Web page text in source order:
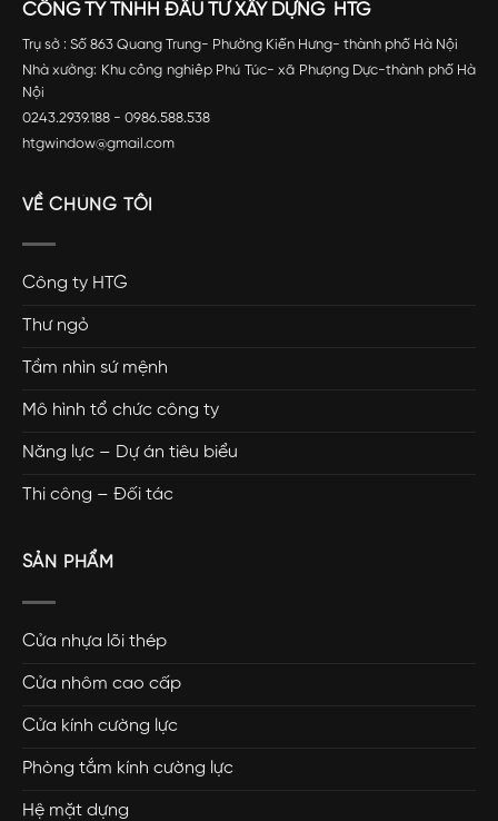
CÔNG TY TNHH ĐẦU TƯ XÂY DỰNG HTG
Trụ sở : Số 863 Quang Trung- Phường Kiến Hưng- thành phố Hà Nội
Nhà xưởng: Khu công nghiêp Phú Túc- xã Phượng Dực-thành phố Hà
Nội
0243.2939.188 - 0986.588.538
htgwindow@gmail.com
VỀ CHÚNG TÔI
Công ty HTG
Thư ngỏ
Tầm nhìn sứ mệnh
Mô hình tổ chức công ty
Năng lực – Dự án tiêu biểu
Thi công – Đối tác
SẢN PHẨM
Cửa nhựa lõi thép
Cửa nhôm cao cấp
Cửa kính cường lực
Phòng tắm kính cường lực
Hệ mặt dựng